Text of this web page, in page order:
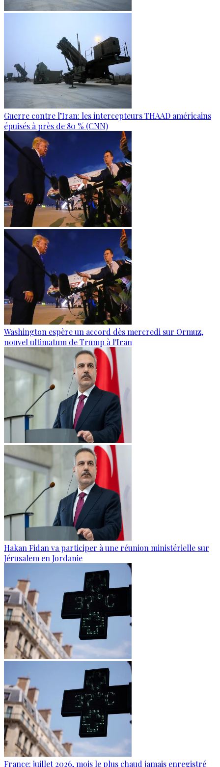
Guerre contre l’Iran: les intercepteurs THAAD américains
épuisés à près de 80 % (CNN)
Washington espère un accord dès mercredi sur Ormuz,
nouvel ultimatum de Trump à l'Iran
Hakan Fidan va participer à une réunion ministérielle sur
Jérusalem en Jordanie
France: juillet 2026, mois le plus chaud jamais enregistré